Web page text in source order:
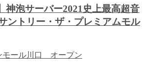
神泡サーバー2021史上最高超音
ントリー・ザ・プレミアムモル